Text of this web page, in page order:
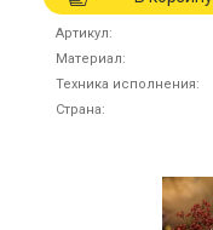
Артикул
Материал
Техника исполнения
Страна